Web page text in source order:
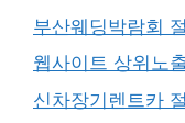
부산웨딩박람회
웹사이트 상위노
신차장기렌트카